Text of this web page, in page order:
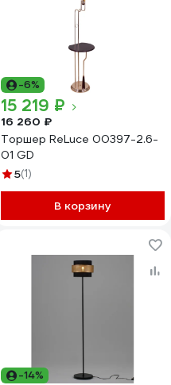
-6%
15 219 ₽
16 260 ₽
Торшер ReLuce 00397-2.6-
01 GD
5(1)
В корзину
-14%